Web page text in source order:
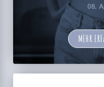
08.
MEHR